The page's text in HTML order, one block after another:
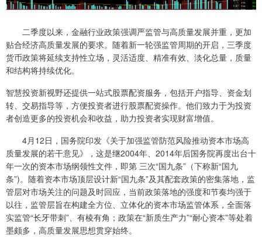
二季度以来，金融行业政策强调严监管与高质量发展并重，更加
贴合经济高质量发展的要求。随着新一轮强监管周期的开启，三季度
货币政策将延续支持性立场，灵活适度、精准有效、淡化总量，质量
和结构将持续优化。
智慧投资新视野还提供一站式股票配资服务，包括开户指导、资金划
转、交易指导等，方便投资者进行股票配资操作。他们致力于为投资
者创造更多的投资机会和收益，助力投资者实现财富增值。
4月12日，国务院印发《关于加强监管防范风险推动资本市场高
质量发展的若干意见》，这是继2004年、2014年后国务院再度出台十
年一次的资本市场纲领性文件，即第 三次“国九条”（下称新“国九
条”)。随着资本市场顶层设计新“国九条”及其配套政策的密集落地，监
管层对市场关注的问题及时回应，当前政策落地的强度和节奏均强于
以往，监管层旨在构建全方位、立体化的资本市场监管体系，全面落
实监管“长牙带刺”、有棱有角；政策在“新质生产力”“耐心资本”等处着
墨颇多，高质量发展思想贯穿始终。